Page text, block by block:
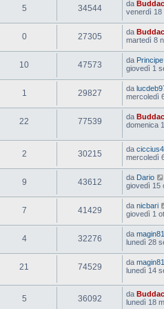
5 34544 da
venerdì 18
0 27305 da
martedì 8
10 47573 da
giovedì 1
1 29827 da
mercoledì
22 77539 da
domenica
2 30215 da
mercoledì
9 43612 da Dario
giovedì 15
7 41429 da nicbari
giovedì 1
4 32276 da magin81
lunedì 28
21 74529 da magin81
lunedì 14
5 36092 da
lunedì 18